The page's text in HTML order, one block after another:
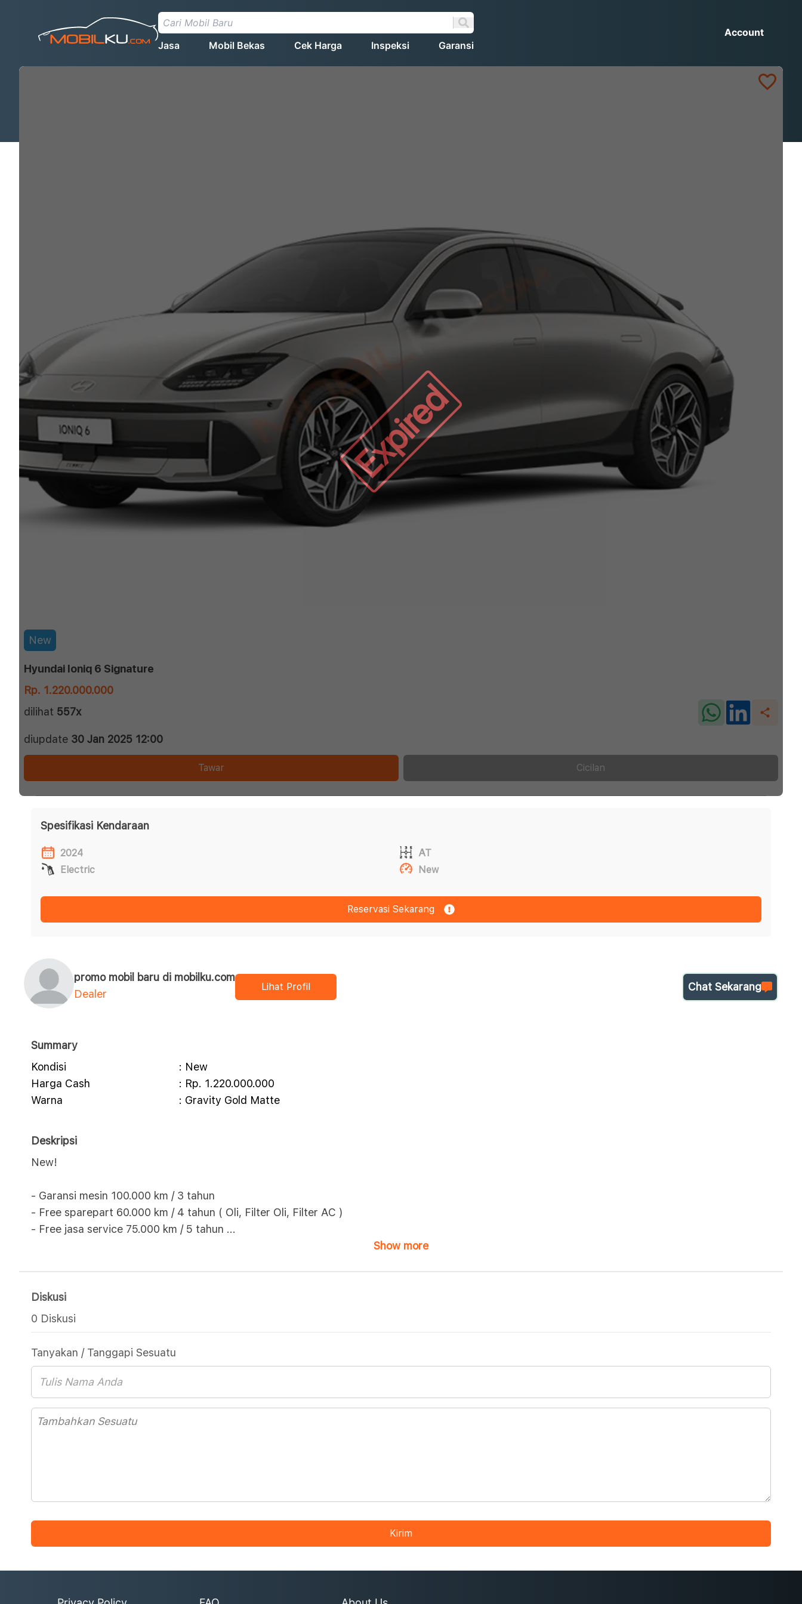
Jasa Mobil Bekas Cek Harga Inspeksi Garansi
Account
Expired
New
Hyundai Ioniq 6 Signature
Rp. 1.220.000.000
dilihat 557x
diupdate 30 Jan 2025 12:00
Tawar Cicilan
Spesifikasi Kendaraan
2024
AT
Electric
New
Reservasi Sekarang
promo mobil baru di mobilku.com
Dealer
Lihat Profil Chat Sekarang
Summary
Kondisi
: New
Harga Cash
: Rp. 1.220.000.000
Warna
: Gravity Gold Matte
Deskripsi
New!
- Garansi mesin 100.000 km / 3 tahun
- Free sparepart 60.000 km / 4 tahun ( Oli, Filter Oli, Filter AC )
- Free jasa service 75.000 km / 5 tahun ...
Show more
Diskusi
0 Diskusi
Tanyakan / Tanggapi Sesuatu
Kirim